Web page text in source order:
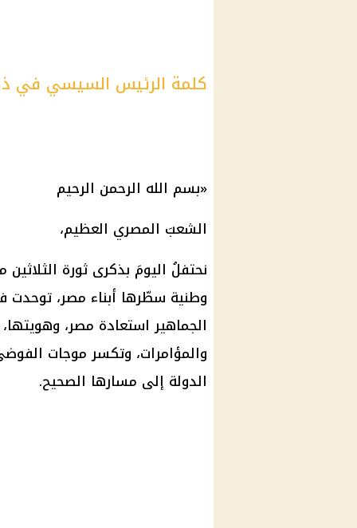
كلمة الرئيس السيسي في ذكرى 30
«بسم الله الرحمن الرحيم
الشعبَ المصري العظيم،
نحتفلُ اليومَ بذكرى ثورة
وطنية سطّرها أبناء مصر، توحدت
الجماهير استعادة مصر،
والمؤامرات، وتكسر موجات
الدولة إلى مسارها الصحيح.